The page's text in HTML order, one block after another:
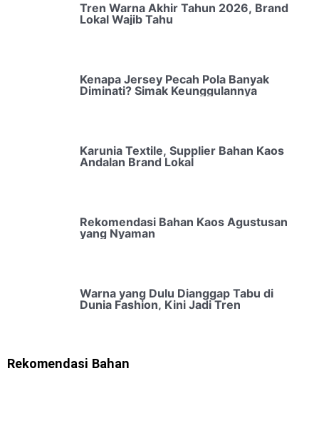
Tren Warna Akhir Tahun 2026, Brand
Lokal Wajib Tahu
Kenapa Jersey Pecah Pola Banyak
Diminati? Simak Keunggulannya
Karunia Textile, Supplier Bahan Kaos
Andalan Brand Lokal
Rekomendasi Bahan Kaos Agustusan
yang Nyaman
Warna yang Dulu Dianggap Tabu di
Dunia Fashion, Kini Jadi Tren
Rekomendasi Bahan